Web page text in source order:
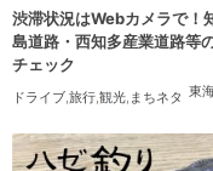
渋滞状況はWebカメラで！
島道路・西知多産業道路等
チェック
ドライブ,旅行,観光, まちネタ